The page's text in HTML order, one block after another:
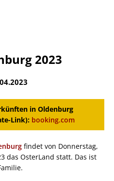
2023
in Oldenburg
Link): booking.com
findet von Donnerstag,
das OsterLand statt. Das ist